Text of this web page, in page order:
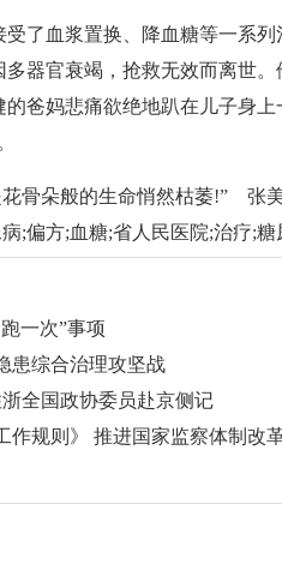
血浆置换、降血糖等一系列
器官衰竭，抢救无效而离世。
爸妈悲痛欲绝地趴在儿子身
朵般的生命悄然枯萎!” 张美
;偏方;血糖;省人民医院;治疗;糖
一次”事项
患综合治理攻坚战
全国政协委员赴京侧记
作规则》 推进国家监察体制改